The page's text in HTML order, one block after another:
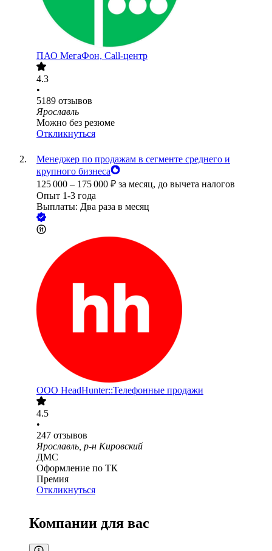
ПАО МегаФон, Call-центр
4.3
•
5189 отзывов
Ярославль
Можно без резюме
Откликнуться
Менеджер по продажам в сегменте среднего и
крупного бизнеса
125 000 – 175 000 ₽ за месяц, до вычета налогов
Опыт 1-3 года
Выплаты: Два раза в месяц
ООО HeadHunter::Телефонные продажи
4.5
•
247 отзывов
Ярославль, р-н Кировский
ДМС
Оформление по ТК
Премия
Откликнуться
Компании для вас